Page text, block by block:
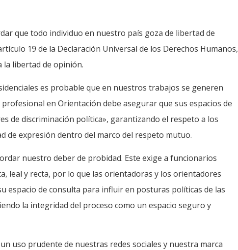
que todo individuo en nuestro país goza de libertad de
19 de la Declaración Universal de los Derechos Humanos,
la libertad de opinión.
es probable que en nuestros trabajos se generen
en Orientación debe asegurar que sus espacios de
de discriminación política», garantizando el respeto a los
de expresión dentro del marco del respeto mutuo.
nuestro deber de probidad. Este exige a funcionarios
leal y recta, por lo que las orientadoras y los orientadores
espacio de consulta para influir en posturas políticas de las
la integridad del proceso como un espacio seguro y
uso prudente de nuestras redes sociales y nuestra marca